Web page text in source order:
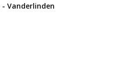
- Vanderlinden